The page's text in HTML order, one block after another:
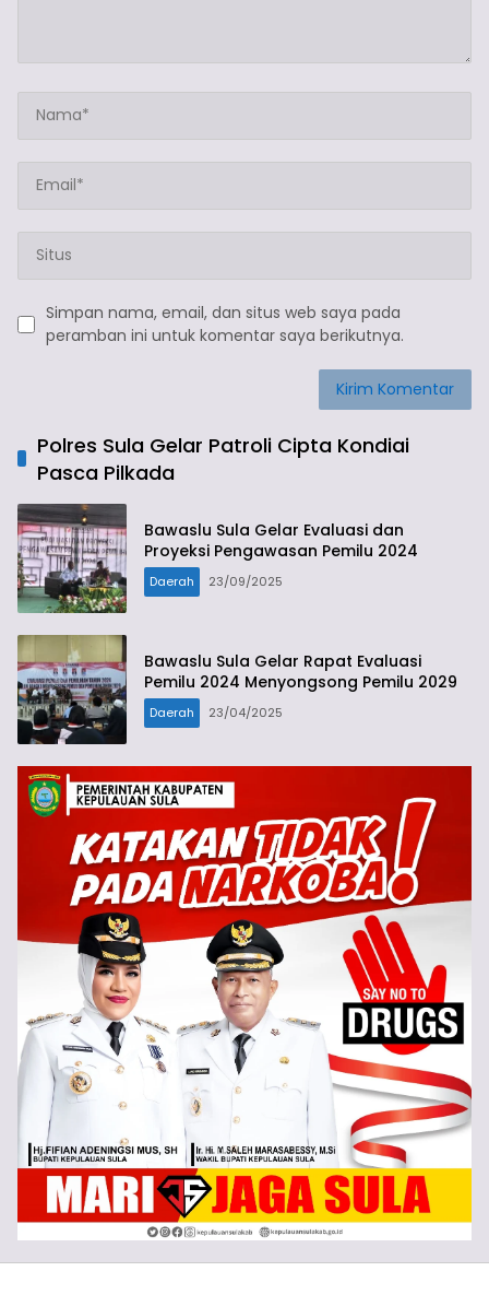
Simpan nama, email, dan situs web saya pada
peramban ini untuk komentar saya berikutnya.
Polres Sula Gelar Patroli Cipta Kondiai
Pasca Pilkada
Bawaslu Sula Gelar Evaluasi dan
Proyeksi Pengawasan Pemilu 2024
Daerah 23/09/2025
Bawaslu Sula Gelar Rapat Evaluasi
Pemilu 2024 Menyongsong Pemilu 2029
Daerah 23/04/2025